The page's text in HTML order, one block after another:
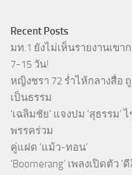
Recent Posts
มท.1 ยังไม่เห็นรายงานเขา
7-15 วัน!
หญิงชรา 72 ร่ำไห้กลางสื่อ
เป็นธรรม
‘เฉลิมชัย’ แจงปม ‘สุธรรม
พรรคร่วม
คู่แฝด ‘แม้ว-ทอน’
‘Boomerang’ เพลงเปิดตัว